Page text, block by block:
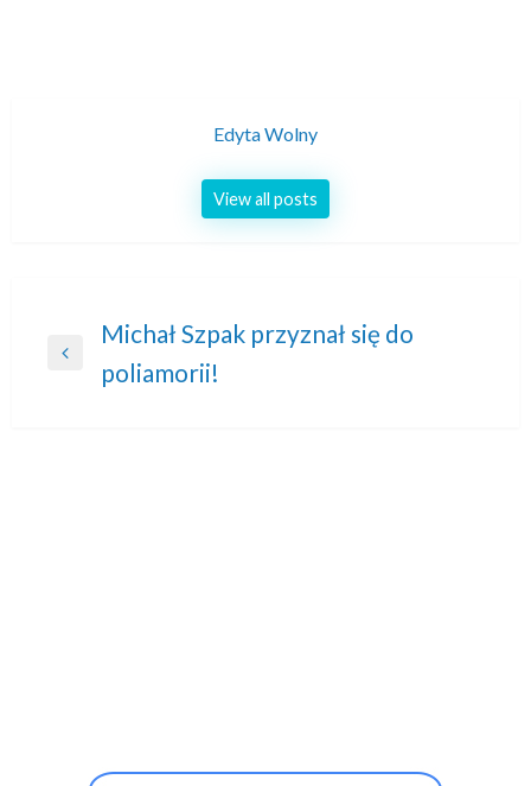
Edyta Wolny
View all posts
Nawigacja
wpisu
Previous
Michał Szpak przyznał się do
poliamorii!